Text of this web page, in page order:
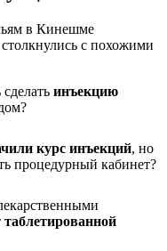
в Кинешме
с похожими
инъекцию
курс инъекций, но
процедурный кабинет?